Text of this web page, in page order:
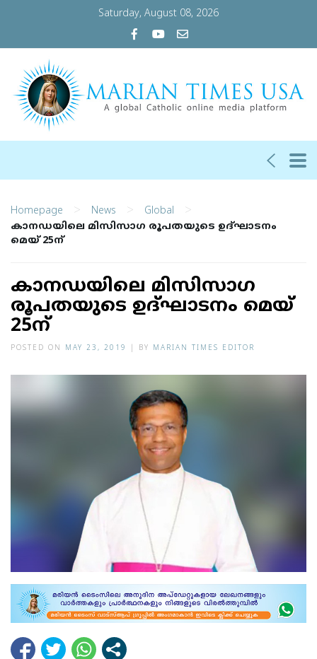
Saturday, August 08, 2026
Homepage > News > Global >
കാനഡയിലെ മിസിസാഗ രൂപതയുടെ ഉദ്ഘാടനം
മെയ് 25ന്
കാനഡയിലെ മിസിസാഗ
രൂപതയുടെ ഉദ്ഘാടനം മെയ്
25ന്
POSTED ON MAY 23, 2019 BY MARIAN TIMES EDITOR